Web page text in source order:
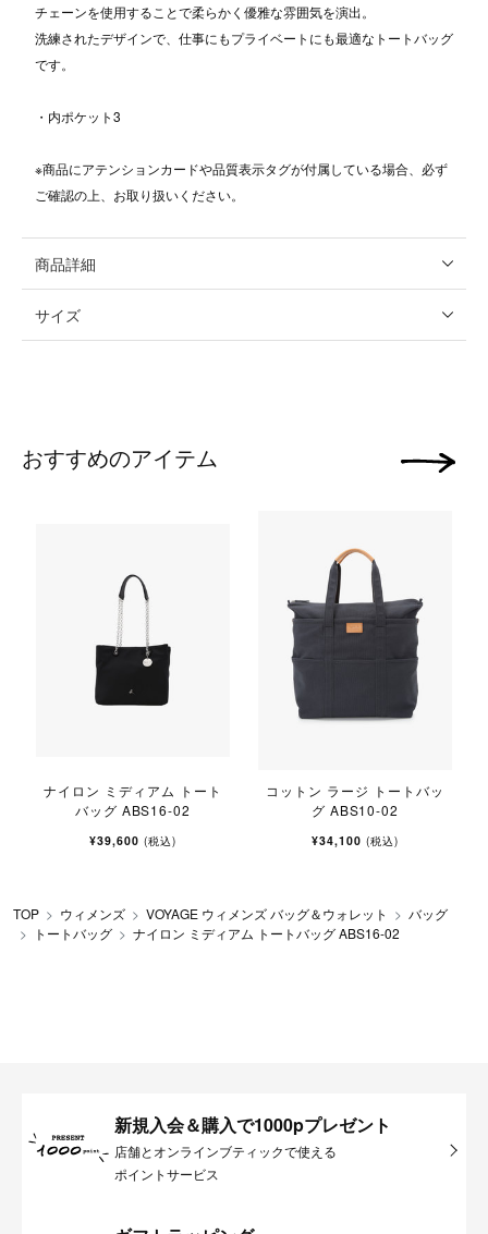
チェーンを使用することで柔らかく優雅な雰囲気を演出。
洗練されたデザインで、仕事にもプライベートにも最適なトートバッグ
です。
・内ポケット3
※商品にアテンションカードや品質表示タグが付属している場合、必ず
ご確認の上、お取り扱いください。
商品詳細
サイズ
おすすめのアイテム
ナイロン ミディアム トート
バッグ ABS16-02
¥39,600 (税込)
コットン ラージ トートバッ
グ ABS10-02
¥34,100 (税込)
次の画像
TOP ウィメンズ VOYAGE ウィメンズ バッグ＆ウォレット
バッグ
トートバッグ
ナイロン ミディアム トートバッグ ABS16-02
新規入会＆購入で1000pプレゼント
店舗とオンラインブティックで使える
ポイントサービス